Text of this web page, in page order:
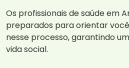
Os profissionais de saúde em
preparados para orientar
nesse processo, garantindo
vida social.